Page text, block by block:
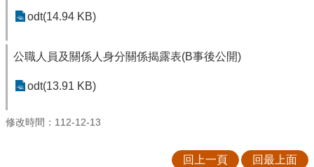
odt(14.94 KB)
公職人員及關係人身分關係揭露表(B事後公開)
odt(13.91 KB)
修改時間：112-12-13
回上一頁 回最上面